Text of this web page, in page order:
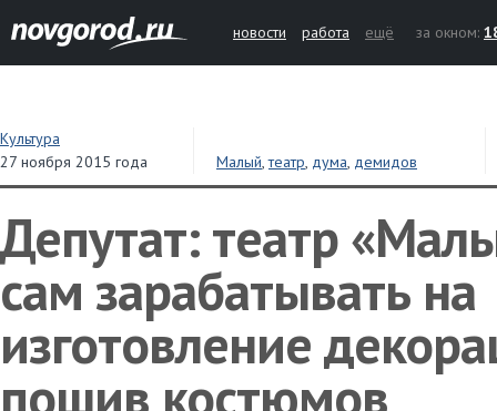
новости работа ещё за окном:
Культура
27 ноября 2015 года
Малый,театр, дума, демидов
Депутат: театр
сам зарабатывать на
изготовление
пошив костюмов